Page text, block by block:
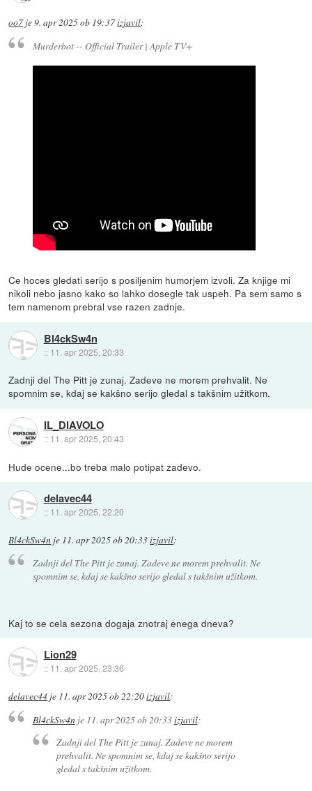
oo7 je9. apr 2025 ob 19:37izjavil:
Murderbot -- Official Trailer | Apple TV+
Ce hoces gledati serijo s posiljenim humorjem izvoli. Za knjige mi
nikoli nebo jasno kako so lahko dosegle tak uspeh. Pa sem samo s
tem namenom prebral vse razen zadnje.
Bl4ckSw4n
:: 11. apr 2025, 20:33
Zadnji del The Pitt je zunaj. Zadeve ne morem prehvalit. Ne
spomnim se, kdaj se kakšno serijo gledal s takšnim užitkom.
IL_DIAVOLO
:: 11. apr 2025, 20:43
Hude ocene...bo treba malo potipat zadevo.
delavec44
:: 11. apr 2025, 22:20
Bl4ckSw4n je 11. apr 2025 ob 20:33izjavil:
Zadnji del The Pitt je zunaj. Zadeve ne morem prehvalit. Ne
spomnim se, kdaj se kakšno serijo gledal s takšnim užitkom.
Kaj to se cela sezona dogaja znotraj enega dneva?
Lion29
:: 11. apr 2025, 23:36
delavec44 je 11. apr 2025 ob 22:20izjavil:
Bl4ckSw4nje 11. apr 2025 ob 20:33izjavil:
Zadnji del The Pitt je zunaj. Zadeve ne morem
prehvalit. Ne spomnim se, kdaj se kakšno serijo
gledal s takšnim užitkom.